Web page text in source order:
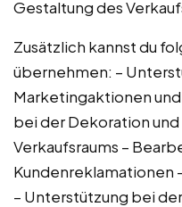
Gestaltung des
Zusätzlich kannst du
übernehmen: –
Marketingaktionen
bei der Dekoration
Verkaufsraums –
Kundenreklamationen
– Unterstützung bei